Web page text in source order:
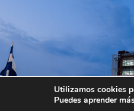
Utilizamos cookies
Puedes aprender